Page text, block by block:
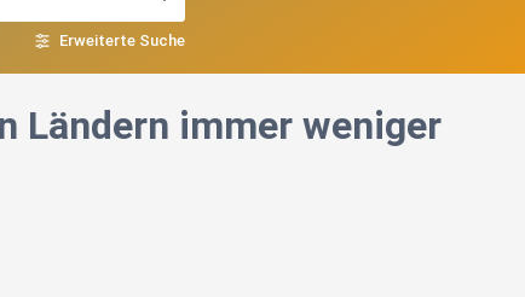
Erweiterte Suche
Ländern immer weniger